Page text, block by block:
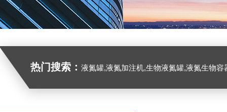
热门搜索： 液氮罐,液氮加注机,生物液氮罐,液氮生物容器,